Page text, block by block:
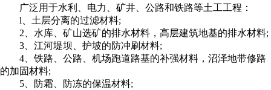
广泛用于水利、电力、矿井、公路和铁路等土工工程：
l、土层分离的过滤材料;
2、水库、矿山选矿的排水材料，高层建筑地基的排水材料;
3、江河堤坝、护坡的防冲刷材料;
4、铁路、公路、机场跑道路基的补强材料，沼泽地带修路
的加固材料;
5、防霜、防冻的保温材料;